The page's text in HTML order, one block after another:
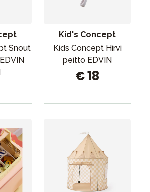
Snout
Kid's Concept
Kids Concept Hirvi
peitto EDVIN
€ 18
Kampanjat
Lahjavinkkejä
uinti
Opas
yhteyttä osoitteessa
Myymälämme